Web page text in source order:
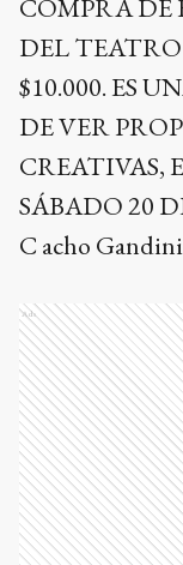
COMPRA
DEL
$10.000. ES
DE VER
CREATIVAS,
SÁBADO 20
C acho Gandini
Ads